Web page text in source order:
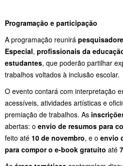
Programação e participação
A programação reunirá
Especial, profissionais da
estudantes, que poderão partilhar
trabalhos voltados à inclusão escolar.
O evento contará com interpretação
acessíveis, atividades artísticas e
premiação de trabalhos. As
abertas: o envio de resumos para
feito até 10 de novembro, e o envio
para compor o e-book gratuito até